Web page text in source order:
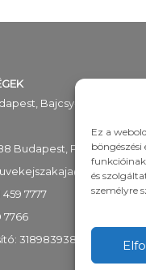
Ez a
és
személyre
Bajcsy-Zsilinszky út
Budapest, Pf. 89
459 7777
7766
318983938